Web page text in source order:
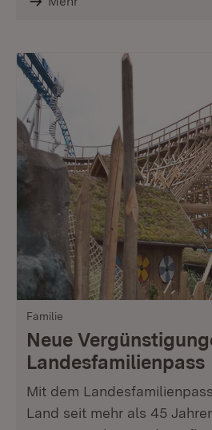
Familie
Neue
Landesfamilienpass
Mit dem
Land seit mehr als 45